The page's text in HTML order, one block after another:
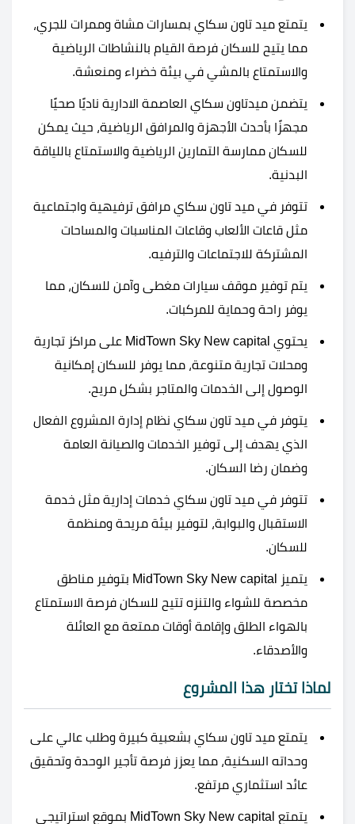
يتمتع ميد تاون سكاي بمسارات مشاة وممرات للجري،
مما يتيح للسكان فرصة القيام بالنشاطات الرياضية
والاستمتاع بالمشي في بيئة خضراء ومنعشة.
يتضمن ميدتاون سكاي العاصمة الادارية ناديًا صحيًا
مجهزًا بأحدث الأجهزة والمرافق الرياضية، حيث يمكن
للسكان ممارسة التمارين الرياضية والاستمتاع باللياقة
البدنية.
تتوفر في ميد تاون سكاي مرافق ترفيهية واجتماعية
مثل قاعات الألعاب وقاعات المناسبات والمساحات
المشتركة للاجتماعات والترفيه.
يتم توفير موقف سيارات مغطى وآمن للسكان، مما
يوفر راحة وحماية للمركبات.
يحتوي MidTown Sky New capital على مراكز تجارية
ومحلات تجارية متنوعة، مما يوفر للسكان إمكانية
الوصول إلى الخدمات والمتاجر بشكل مريح.
يتوفر في ميد تاون سكاي نظام إدارة المشروع الفعال
الذي يهدف إلى توفير الخدمات والصيانة العامة
وضمان رضا السكان.
تتوفر في ميد تاون سكاي خدمات إدارية مثل خدمة
الاستقبال والبوابة، لتوفير بيئة مريحة ومنظمة
للسكان.
يتميز MidTown Sky New capital بتوفير مناطق
مخصصة للشواء والتنزه تتيح للسكان فرصة الاستمتاع
بالهواء الطلق وإقامة أوقات ممتعة مع العائلة
والأصدقاء.
لماذا تختار هذا المشروع
يتمتع ميد تاون سكاي بشعبية كبيرة وطلب عالي على
وحداته السكنية، مما يعزز فرصة تأجير الوحدة وتحقيق
عائد استثماري مرتفع.
يتمتع MidTown Sky New capital بموقع استراتيجي